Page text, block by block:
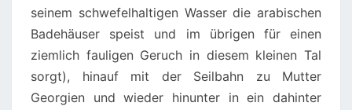
seinem schwefelhaltigen Wasser die arabischen
Badehäuser speist und im übrigen für einen
ziemlich fauligen Geruch in diesem kleinen Tal
sorgt), hinauf mit der Seilbahn zu Mutter
Georgien und wieder hinunter in ein dahinter